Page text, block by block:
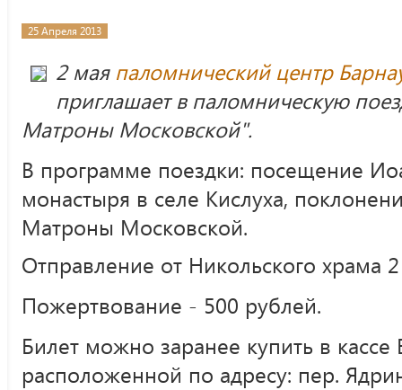
25 Апреля 2013
2 мая паломнический центр
приглашает в паломническую
Матроны Московской".
В программе поездки: посещение
монастыря в селе Кислуха,
Матроны Московской.
Отправление от Никольского храма
Пожертвование - 500 рублей.
Билет можно заранее купить в кассе
расположенной по адресу: пер.